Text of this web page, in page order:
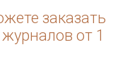
заказать
от 1